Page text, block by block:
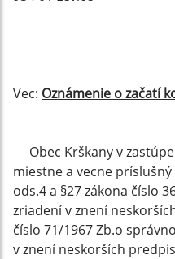
Vec: Oznámenie o začatí
Obec Krškany v
miestne a vecne
ods.4 a §27 zákona číslo
zriadení v znení
číslo 71/1967 Zb.o
v znení neskorších